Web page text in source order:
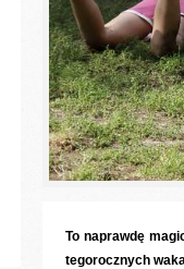
To naprawdę
tegorocznych